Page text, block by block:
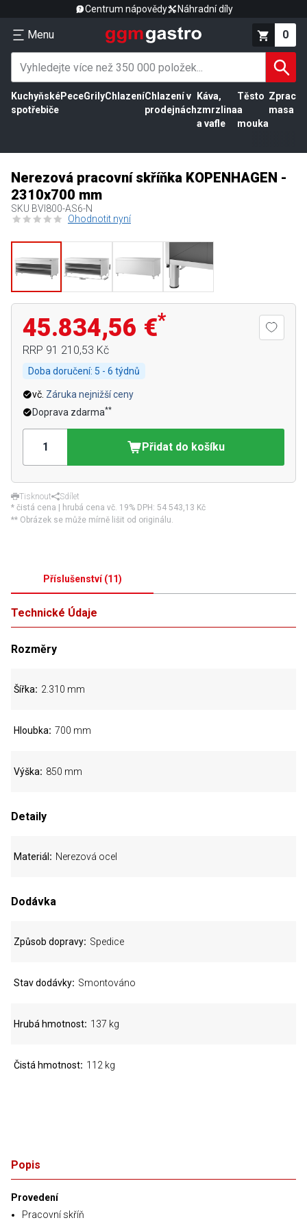
Centrum nápovědy Náhradní díly
Menu 0
Kuchyňské
spotřebiče
PeceGrilyChlazeníChlazení v
prodejnách
Káva,
zmrzlina
a vafle
Těsto
a
mouka
masa
Nerezová pracovní skříňka KOPENHAGEN -
2310x700 mm
SKU BVI800-AS6-N
Ohodnotit nyní
45.834,56 €*
RRP 91 210,53 Kč
Doba doručení: 5 - 6 týdnů
vč. Záruka nejnižší ceny
Doprava zdarma**
Přidat do košíku
Tisknout
Sdílet
* čistá cena | hrubá cena vč. 19% DPH: 54 543,13 Kč
** Obrázek se může mírně lišit od originálu.
Příslušenství(11)
Popis
Provedení
Pracovní skříň
Technické Údaje
Rozměry
Šířka 2.310 mm
Hloubka 700 mm
Výška 850 mm
Detaily
Materiál Nerezová ocel
Dodávka
Způsob dopravy Spedice
Stav dodávky Smontováno
Hrubá hmotnost 137 kg
Čistá hmotnost 112 kg